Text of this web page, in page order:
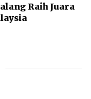
Raih Juara